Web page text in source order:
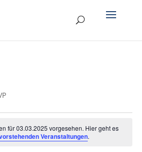
für 03.03.2025 vorgesehen. Hier geht es
Veranstaltungen.